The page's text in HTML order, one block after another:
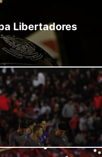
Libertadores